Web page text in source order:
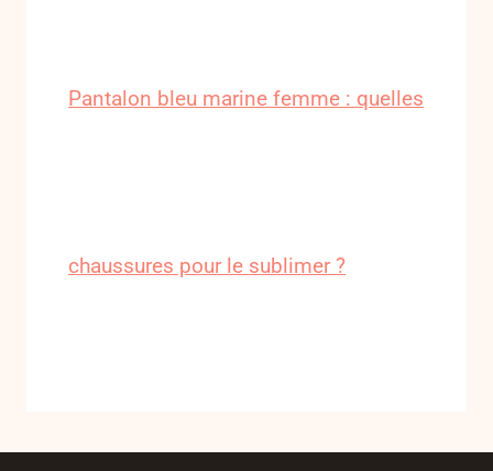
Pantalon bleu marine femme : quelles
chaussures pour le sublimer ?